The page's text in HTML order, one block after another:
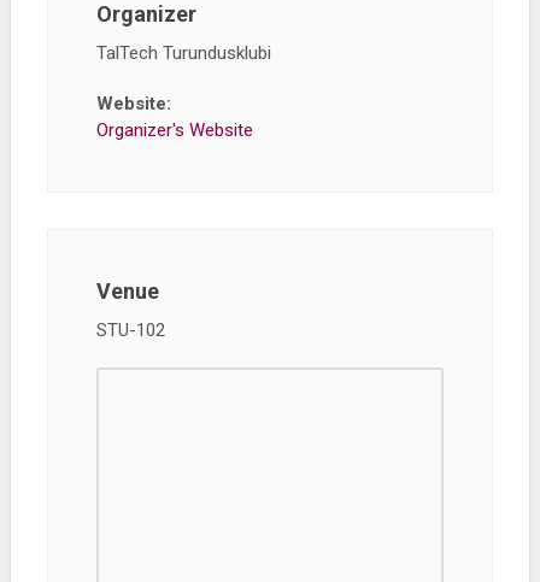
Organizer
TalTech Turundusklubi
Website:
Organizer's Website
Venue
STU-102